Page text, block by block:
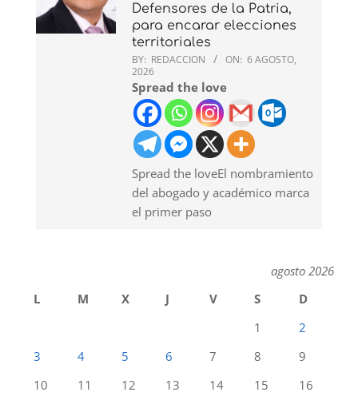
Defensores de la Patria,
para encarar elecciones
territoriales
BY: REDACCION ON: 6 AGOSTO,
2026
Spread the love
Spread the loveEl nombramiento
del abogado y académico marca
el primer paso
agosto 2026
L
M X J V S
D
1
2
3
4 5 6 7 8
9
10
11 12 13 14 15
16